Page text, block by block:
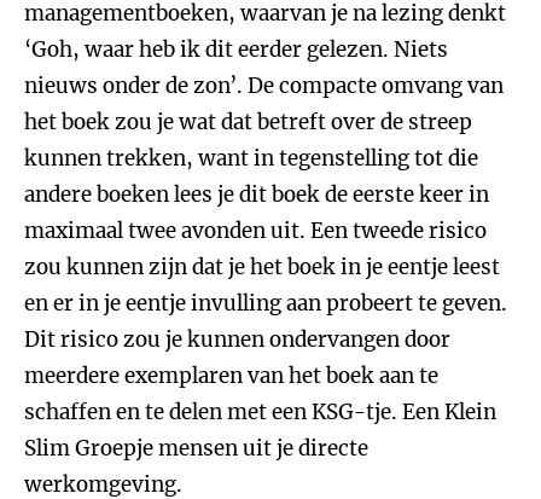
managementboeken, waarvan je na lezing denkt
‘Goh, waar heb ik dit eerder gelezen. Niets
nieuws onder de zon’. De compacte omvang van
het boek zou je wat dat betreft over de streep
kunnen trekken, want in tegenstelling tot die
andere boeken lees je dit boek de eerste keer in
maximaal twee avonden uit. Een tweede risico
zou kunnen zijn dat je het boek in je eentje leest
en er in je eentje invulling aan probeert te geven.
Dit risico zou je kunnen ondervangen door
meerdere exemplaren van het boek aan te
schaffen en te delen met een KSG-tje. Een Klein
Slim Groepje mensen uit je directe
werkomgeving.